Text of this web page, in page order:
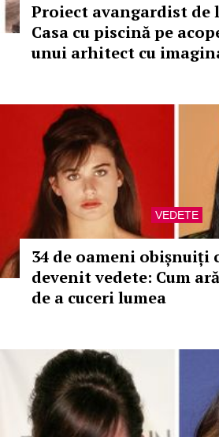
Proiect avangardist de
Casa cu piscină pe
unui arhitect cu
VEDETE
34 de oameni obișnuiți
devenit vedete: Cum
de a cuceri lumea